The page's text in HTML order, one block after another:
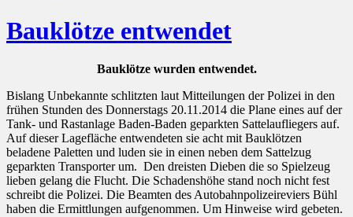
Bauklötze entwendet
Bauklötze wurden entwendet.
Bislang Unbekannte schlitzten laut Mitteilungen der Polizei in den
frühen Stunden des Donnerstags 20.11.2014 die Plane eines auf der
Tank- und Rastanlage Baden-Baden geparkten Sattelaufliegers auf.
Auf dieser Lagefläche entwendeten sie acht mit Bauklötzen
beladene Paletten und luden sie in einen neben dem Sattelzug
geparkten Transporter um. Den dreisten Dieben die so Spielzeug
lieben gelang die Flucht. Die Schadenshöhe stand noch nicht fest
schreibt die Polizei. Die Beamten des Autobahnpolizeireviers Bühl
haben die Ermittlungen aufgenommen. Um Hinweise wird gebeten.